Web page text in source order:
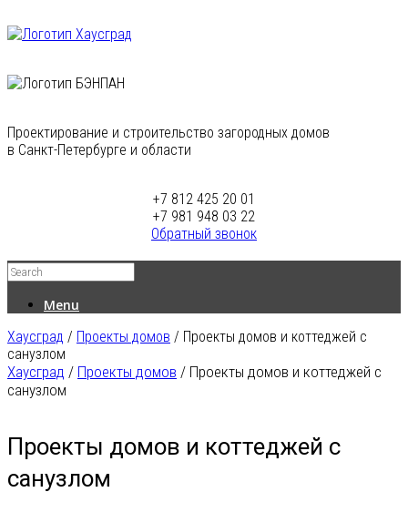
Проектирование и строительство загородных домов
в Санкт-Петербурге и области
+7 812 425 20 01
+7 981 948 03 22
Обратный звонок
Menu
Хаусград / Проекты домов / Проекты домов и коттеджей с
санузлом
Хаусград / Проекты домов / Проекты домов и коттеджей с
санузлом
Проекты домов и коттеджей с
санузлом